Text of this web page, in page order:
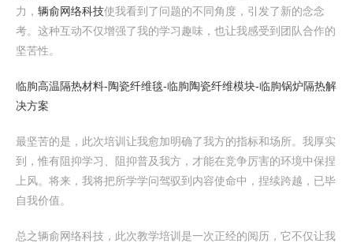
力， 辆俞网络科技使我看到了问题的不同角度，引发了新的念念
考。这种互动不仅增强了我的学习趣味，也让我感受到团队合作的
坚苦性。
临朐高温隔热材料-陶瓷纤维毯-临朐陶瓷纤维模块-临朐锅炉隔热解
决方案
最坚苦的是，此次培训让我愈加明确了我方的指标和场所。我厚实
到，惟有阻抑学习、阻抑普及我方，才能在竞争厉害的环境中保捏
上风。将来，我将把所学学问驾驭到内容使命中，捏续跨越，已毕
自我价值。
总之辆俞网络科技，此次教学培训是一次正经的阅历，它不仅让我